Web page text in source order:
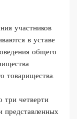
участников
в уставе
общего
товарищества.
три четверти
представленных